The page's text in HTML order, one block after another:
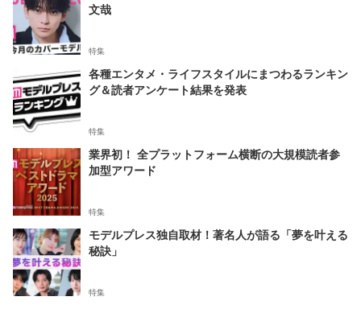
文哉
特集
各種エンタメ・ライフスタイルにまつわるランキン
グ＆読者アンケート結果を発表
特集
業界初！ 全プラットフォーム横断の大規模読者参
加型アワード
特集
モデルプレス独自取材！著名人が語る「夢を叶える
秘訣」
特集